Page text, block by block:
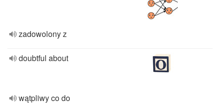
zadowolony z
doubtful about
wątpliwy co do